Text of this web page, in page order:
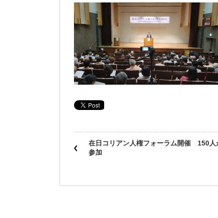
在日コリアン人権フォーラム開催 150人
参加